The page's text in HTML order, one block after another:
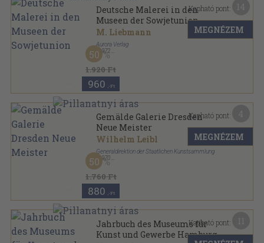
Deutsche Malerei in den
Museen der Sowjetunion
M. Liebmann
Aurora Verlag
, 1972
Vászon
1.920 Ft
50
960 ,-Ft
Kapható pont:
MEGNÉZEM
Gemälde Galerie Dresden
Neue Meister
Wilhelm Leibl
Generaldirektion der Staatlichen Kunstsammlung
, 1970
Varrott papírkötés
1.760 Ft
50
880 ,-Ft
Kapható pont:
MEGNÉZEM
Jahrbuch des Museums für
Kunst und Gewerbe Hamburg
Kapható pont: